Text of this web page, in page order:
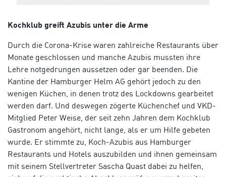
Kochklub greift Azubis unter die Arme
Durch die Corona-Krise waren zahlreiche Restaurants über
Monate geschlossen und manche Azubis mussten ihre
Lehre notgedrungen aussetzen oder gar beenden. Die
Kantine der Hamburger Helm AG gehört jedoch zu den
wenigen Küchen, in denen trotz des Lockdowns gearbeitet
werden darf. Und deswegen zögerte Küchenchef und VKD-
Mitglied Peter Weise, der seit zehn Jahren dem Kochklub
Gastronom angehört, nicht lange, als er um Hilfe gebeten
wurde. Er stimmte zu, Koch-Azubis aus Hamburger
Restaurants und Hotels auszubilden und ihnen gemeinsam
mit seinem Stellvertreter Sascha Quast dabei zu helfen,